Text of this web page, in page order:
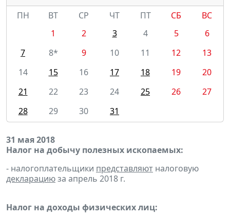
ПН
ВТ СР ЧТ ПТ СБ
ВС
1
2 3 4 5
6
7
8* 9 10 11 12
13
14
15 16 17 18 19
20
21
22 23 24 25 26
27
28
29 30 31
31 мая 2018
Налог на добычу полезных ископаемых:
- налогоплательщики представляют налоговую
декларациюза апрель 2018 г.
Налог на доходы физических лиц: